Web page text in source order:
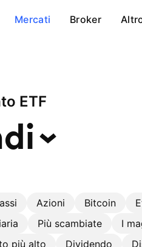
Mercati Broker
ETF
Azioni Bitcoin
Più scambiate I
più alto Dividendo